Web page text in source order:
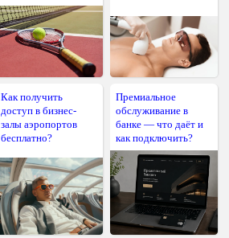
Как получить
доступ в бизнес-
залы аэропортов
бесплатно?
Премиальное
обслуживание в
банке — что даёт и
как подключить?